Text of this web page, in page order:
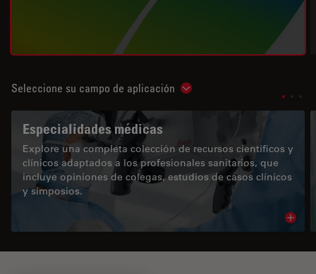
Seleccione su campo de aplicación Show subnavigation
Especialidades médicas
Explore una completa colección de recursos científicos y
clínicos adaptados a los profesionales sanitarios, que
incluye opiniones de colegas, estudios de casos clínicos
y simposios.